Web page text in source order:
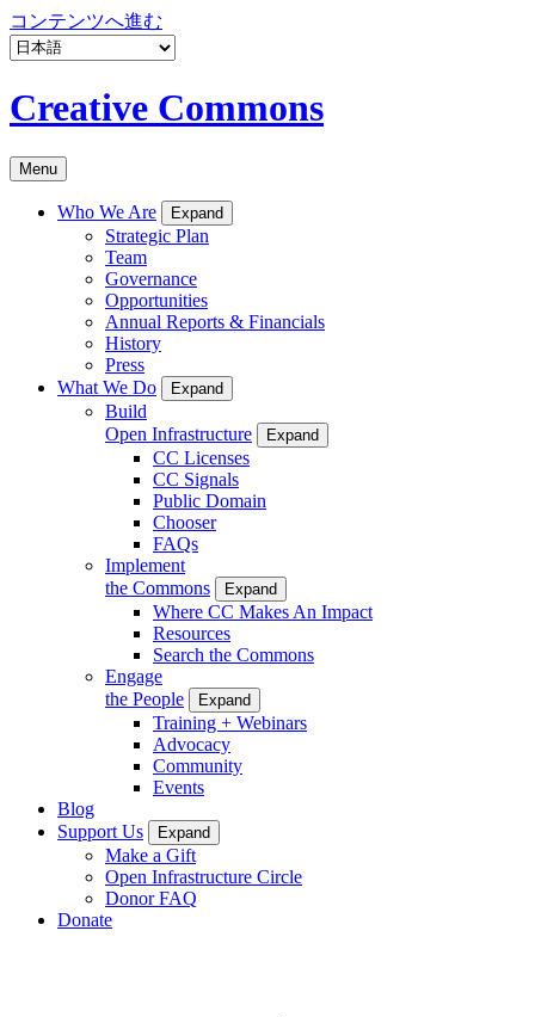
コンテンツへ進む
Creative Commons
Menu
Who We Are Expand
Strategic Plan
Team
Governance
Opportunities
Annual Reports & Financials
History
Press
What We Do
Expand
Build
Open Infrastructure
Expand
CC Licenses
CC Signals
Public Domain
Chooser
FAQs
Implement
the Commons
Expand
Where CC Makes An Impact
Resources
Search the Commons
Engage
the People
Expand
Training + Webinars
Advocacy
Community
Events
Blog
Support Us
Expand
Make a Gift
Open Infrastructure Circle
Donor FAQ
Donate